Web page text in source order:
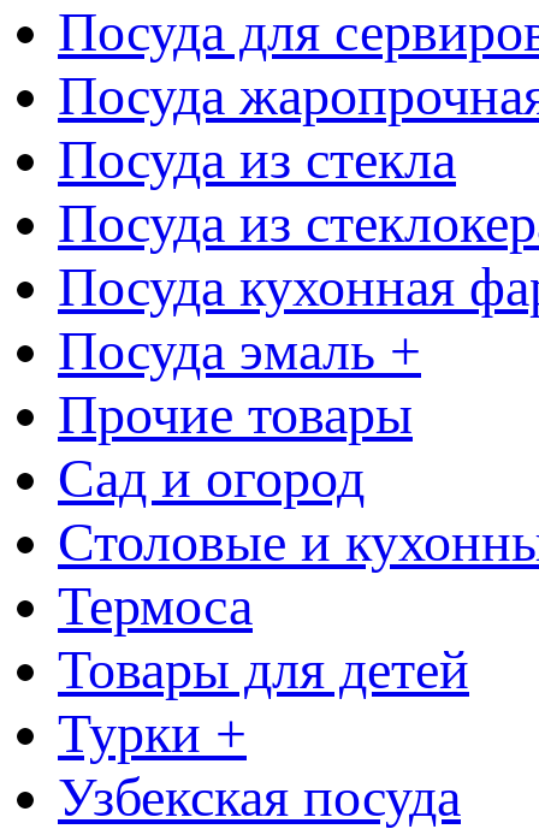
Посуда для
Посуда
Посуда из стекла
Посуда из
Посуда кухонная
Посуда эмаль +
Прочие товары
Сад и огород
Столовые и
Термоса
Товары для детей
Турки +
Узбекская посуда